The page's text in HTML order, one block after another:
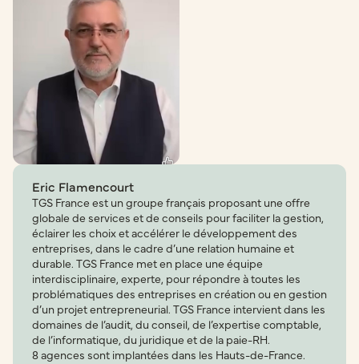
Eric Flamencourt
TGS France est un groupe français proposant une offre
globale de services et de conseils pour faciliter la gestion,
éclairer les choix et accélérer le développement des
entreprises, dans le cadre d’une relation humaine et
durable. TGS France met en place une équipe
interdisciplinaire, experte, pour répondre à toutes les
problématiques des entreprises en création ou en gestion
d’un projet entrepreneurial. TGS France intervient dans les
domaines de l’audit, du conseil, de l’expertise comptable,
de l’informatique, du juridique et de la paie-RH.
8 agences sont implantées dans les Hauts-de-France.